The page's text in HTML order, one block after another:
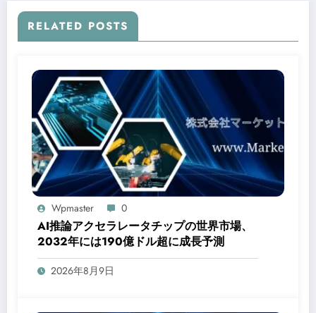
RELATED POSTS
Wpmaster 0
AI推論アクセラレータチップの世界市場、
2032年には190億ドル超に成長予測
2026年8月9日